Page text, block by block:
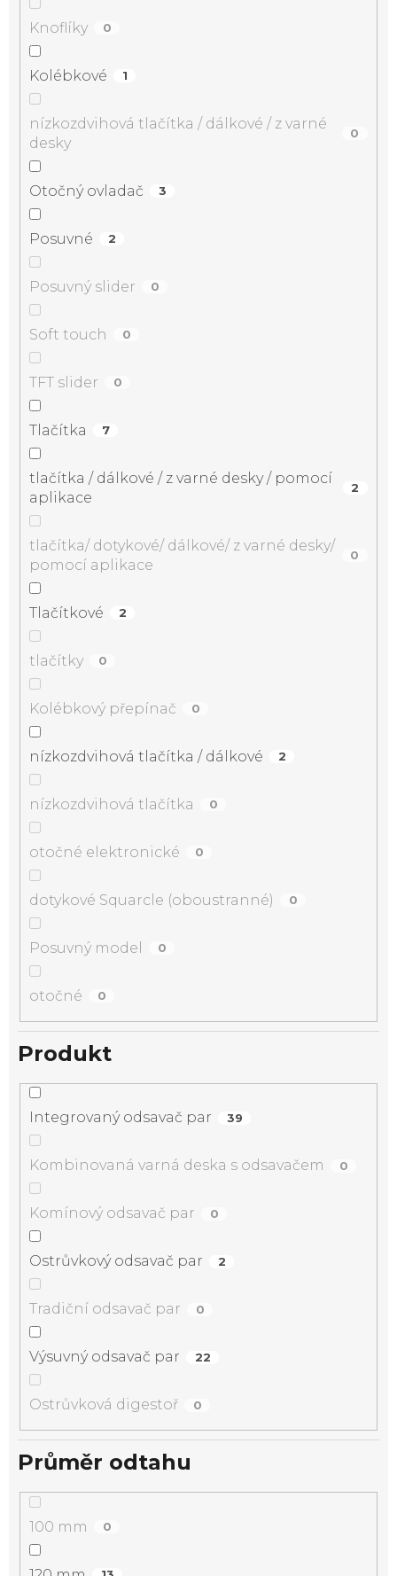
Knoflíky 0
Kolébkové 1
nízkozdvihová tlačítka / dálkové / z varné
desky
0
Otočný ovladač 3
Posuvné 2
Posuvný slider 0
Soft touch 0
TFT slider 0
Tlačítka 7
tlačítka / dálkové / z varné desky / pomocí
aplikace
2
tlačítka/ dotykové/ dálkové/ z varné desky/
pomocí aplikace
0
Tlačítkové 2
tlačítky 0
Kolébkový přepínač 0
nízkozdvihová tlačítka / dálkové 2
nízkozdvihová tlačítka 0
otočné elektronické 0
dotykové Squarcle (oboustranné) 0
Posuvný model 0
otočné 0
Produkt
Integrovaný odsavač par 39
Kombinovaná varná deska s odsavačem 0
Komínový odsavač par 0
Ostrůvkový odsavač par 2
Tradiční odsavač par 0
Výsuvný odsavač par 22
Ostrůvková digestoř 0
Průměr odtahu
100 mm 0